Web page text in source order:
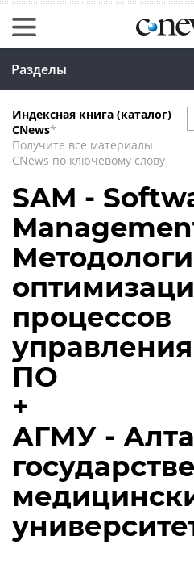
Разделы
Индексная книга (каталог)
CNews*
Получите все материалы
CNews по ключевому слову
SAM -
процессов
ПО
+
АГМУ -